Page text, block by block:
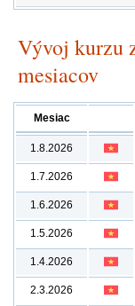
Vývoj kurzu
mesiacov
Mesiac
1.8.2026
1.7.2026
1.6.2026
1.5.2026
1.4.2026
2.3.2026